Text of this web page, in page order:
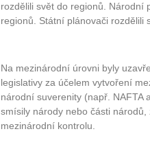
rozdělili svět do regionů. Národní
regionů. Státní plánovači rozdělili
Na mezinárodní úrovni byly
legislativy za účelem vytvoření
národní suverenity (např. NAFTA
smísily národy nebo části
mezinárodní kontrolu.